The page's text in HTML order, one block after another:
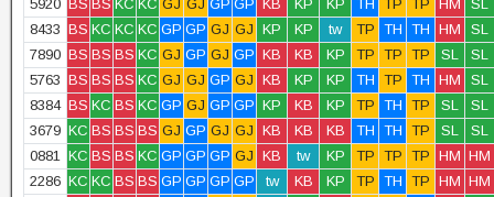
5920 BS BS KC KC GJ GJ GP GP KB KP KP TH TP TP HM
SL
8433 BS KC KC KC GP GP GJ GJ KP KP tw TP TH TH HM
SL
7890 BS BS BS KC GJ GP GJ GP KB KB KP TP TP TP SL
SL
5763 BS BS BS KC GJ GJ GP GJ KB KP KP TH TP TH HM
SL
8384 BS KC BS KC GP GJ GP GP KP KB KP TP TH TP SL
SL
3679 KC BS BS BS GJ GP GJ GJ KB KB KB TH TH TP SL
SL
0881 KC BS BS KC GP GP GP GJ KB tw KP TP TP TP HM HM
2286 KC KC BS BS GP GP GP GP tw KB KP TP TH TP HM HM